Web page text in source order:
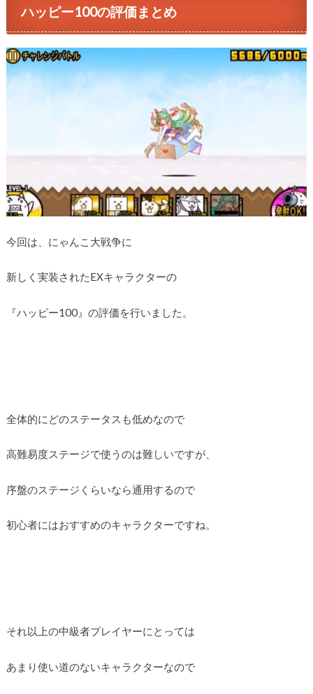
ハッピー100の評価まとめ
今回は、にゃんこ大戦争に
新しく実装されたEXキャラクターの
『ハッピー100』の評価を行いました。
全体的にどのステータスも低めなので
高難易度ステージで使うのは難しいですが、
序盤のステージくらいなら通用するので
初心者にはおすすめのキャラクターですね。
それ以上の中級者プレイヤーにとっては
あまり使い道のないキャラクターなので